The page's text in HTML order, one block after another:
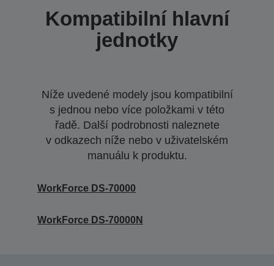
Kompatibilní hlavní
jednotky
Níže uvedené modely jsou kompatibilní
s jednou nebo více položkami v této
řadě. Další podrobnosti naleznete
v odkazech níže nebo v uživatelském
manuálu k produktu.
WorkForce DS-70000
WorkForce DS-70000N